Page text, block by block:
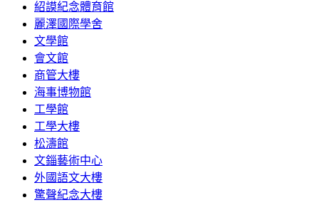
紹謨紀念體育館
麗澤國際學舍
文學館
會文館
商管大樓
海事博物館
工學館
工學大樓
松濤館
文錙藝術中心
外國語文大樓
驚聲紀念大樓